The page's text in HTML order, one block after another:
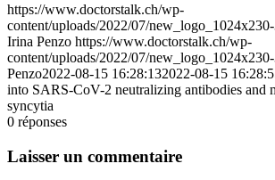
https://www.doctorstalk.ch/wp-
content/uploads/2022/07/
Irina Penzo https://www.doctorstalk.ch/wp-
content/uploads/2022/07/
Penzo2022-08-15 16:28:132022-08-15
into SARS-CoV-2 neutralizing antibodies and
syncytia
0 réponses
Laisser un commentaire